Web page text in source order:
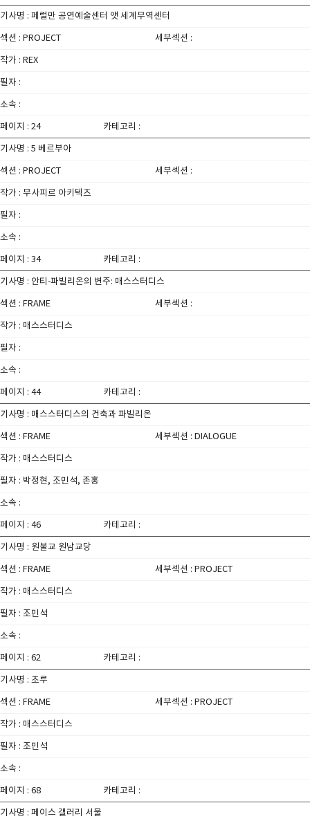
기사명 : 페럴만 공연예술센터 앳 세계무역센터
섹션 : PROJECT 세부섹션 :
작가 : REX
필자 :
소속 :
페이지 : 24 카테고리 :
기사명 : 5 베르부아
섹션 : PROJECT 세부섹션 :
작가 : 무사피르 아키텍츠
필자 :
소속 :
페이지 : 34 카테고리 :
기사명 : 안티-파빌리온의 변주: 매스스터디스
섹션 : FRAME 세부섹션 :
작가 : 매스스터디스
필자 :
소속 :
페이지 : 44 카테고리 :
기사명 : 매스스터디스의 건축과 파빌리온
섹션 : FRAME 세부섹션 : DIALOGUE
작가 : 매스스터디스
필자 : 박정현, 조민석, 존홍
소속 :
페이지 : 46 카테고리 :
기사명 : 원불교 원남교당
섹션 : FRAME 세부섹션 : PROJECT
작가 : 매스스터디스
필자 : 조민석
소속 :
페이지 : 62 카테고리 :
기사명 : 초루
섹션 : FRAME 세부섹션 : PROJECT
작가 : 매스스터디스
필자 : 조민석
소속 :
페이지 : 68 카테고리 :
기사명 : 페이스 갤러리 서울